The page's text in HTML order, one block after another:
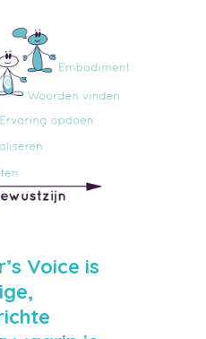
Voice is